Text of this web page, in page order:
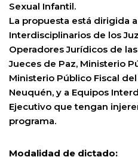
Sexual Infantil.
La propuesta está dirigida
Interdisciplinarios de los
Operadores Jurídicos de
Jueces de Paz, Ministerio
Ministerio Público Fiscal
Neuquén, y a Equipos
Ejecutivo que tengan
programa.
Modalidad de dictado: